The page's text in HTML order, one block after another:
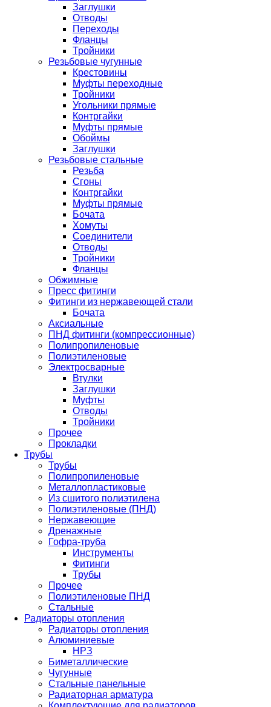
Заглушки
Отводы
Переходы
Фланцы
Тройники
Резьбовые чугунные
Крестовины
Муфты переходные
Тройники
Угольники прямые
Контргайки
Муфты прямые
Обоймы
Заглушки
Резьбовые стальные
Резьба
Сгоны
Контргайки
Муфты прямые
Бочата
Хомуты
Соединители
Отводы
Тройники
Фланцы
Обжимные
Пресс фитинги
Фитинги из нержавеющей стали
Бочата
Аксиальные
ПНД фитинги (компрессионные)
Полипропиленовые
Полиэтиленовые
Электросварные
Втулки
Заглушки
Муфты
Отводы
Тройники
Прочее
Прокладки
Трубы
Трубы
Полипропиленовые
Металлопластиковые
Из сшитого полиэтилена
Полиэтиленовые (ПНД)
Нержавеющие
Дренажные
Гофра-труба
Инструменты
Фитинги
Трубы
Прочее
Полиэтиленовые ПНД
Стальные
Радиаторы отопления
Радиаторы отопления
Алюминиевые
НРЗ
Биметаллические
Чугунные
Стальные панельные
Радиаторная арматура